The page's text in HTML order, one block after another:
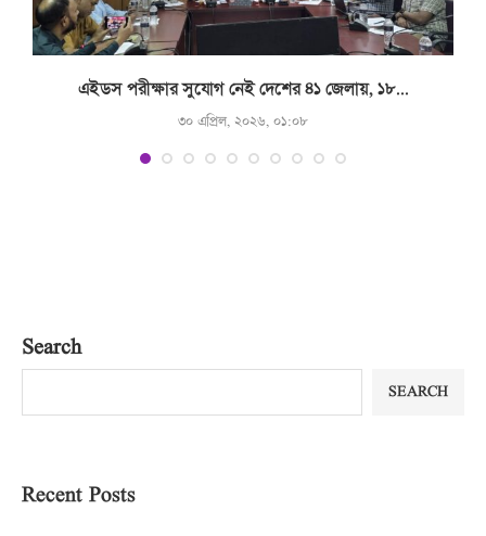
এইডস পরীক্ষার সুযোগ নেই দেশের ৪১ জেলায়, ১৮...
৩০ এপ্রিল, ২০২৬, ০১:০৮
Search
SEARCH
Recent Posts